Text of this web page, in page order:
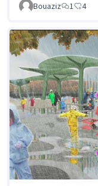
Bouaziz
1 4